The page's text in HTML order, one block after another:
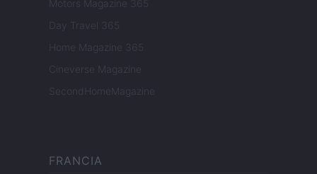
Motors Magazine 365
Day Travel 365
Home Magazine 365
Cineverse Magazine
SecondHomeMagazine
FRANCIA